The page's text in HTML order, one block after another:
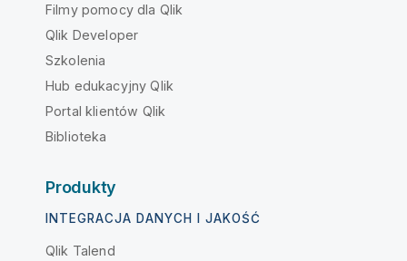
Filmy pomocy dla Qlik
Qlik Developer
Szkolenia
Hub edukacyjny Qlik
Portal klientów Qlik
Biblioteka
Produkty
INTEGRACJA DANYCH I JAKOŚĆ
Qlik Talend